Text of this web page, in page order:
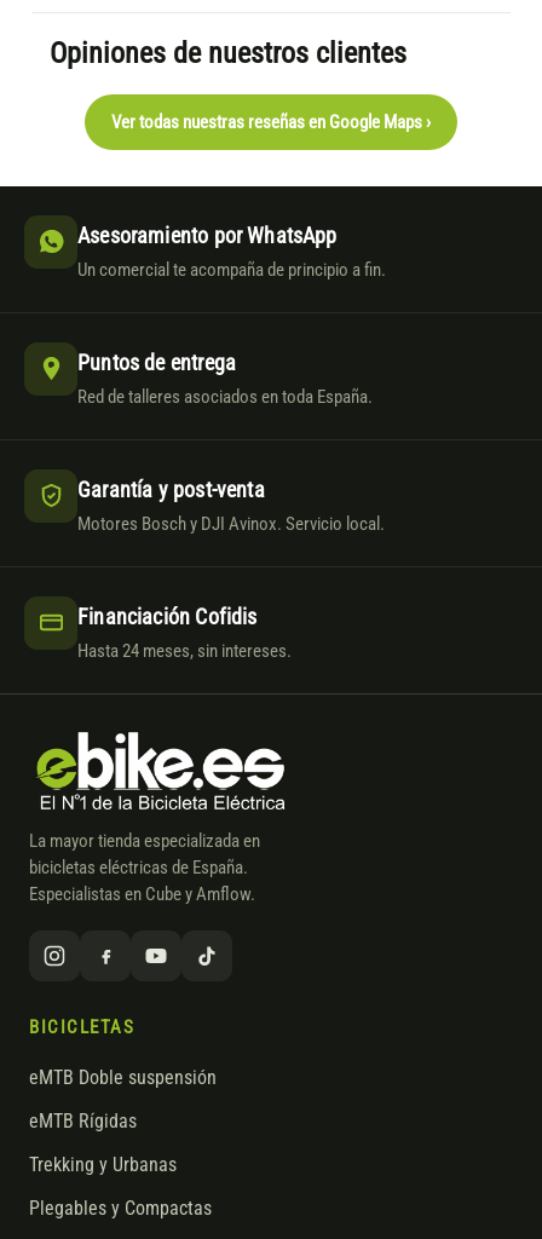
Opiniones de nuestros clientes
Ver todas nuestras reseñas en Google Maps ›
Asesoramiento por WhatsApp
Un comercial te acompaña de principio a fin.
Puntos de entrega
Red de talleres asociados en toda España.
Garantía y post-venta
Motores Bosch y DJI Avinox. Servicio local.
Financiación Cofidis
Hasta 24 meses, sin intereses.
La mayor tienda especializada en
bicicletas eléctricas de España.
Especialistas en Cube y Amflow.
BICICLETAS
eMTB Doble suspensión
eMTB Rígidas
Trekking y Urbanas
Plegables y Compactas